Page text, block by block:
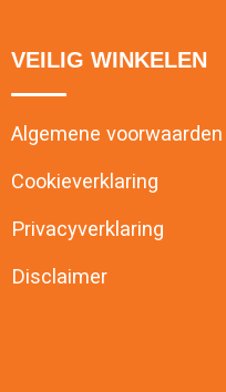
VEILIG WINKELEN
Algemene voorwaarden
Cookieverklaring
Privacyverklaring
Disclaimer